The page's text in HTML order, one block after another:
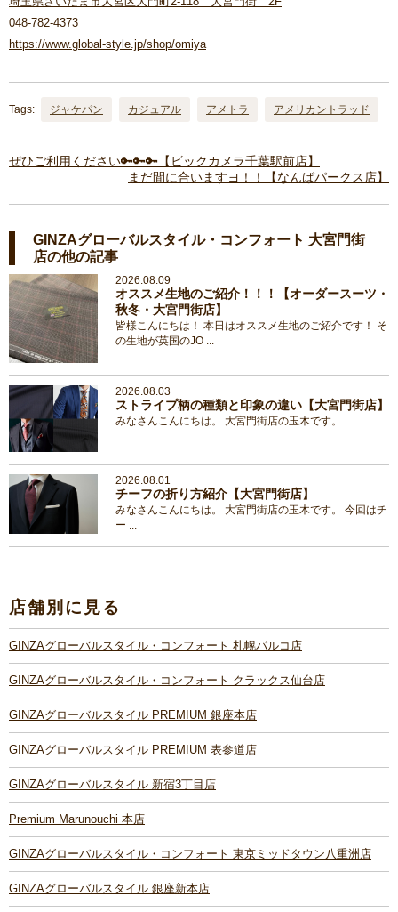
048-782-4373
https://www.global-style.jp/shop/omiya
Tags: ジャケパン カジュアル アメトラ アメリカントラッド
ぜひご利用ください🔑🔑🔑【ビックカメラ千葉駅前店】
まだ間に合いますヨ！！【なんばパークス店】
GINZAグローバルスタイル・コンフォート 大宮門街
店の他の記事
2026.08.09
オススメ生地のご紹介！！！【オーダースーツ・
秋冬・大宮門街店】
皆様こんにちは！ 本日はオススメ生地のご紹介です！ そ
の生地が英国のJO ...
2026.08.03
ストライプ柄の種類と印象の違い【大宮門街店】
みなさんこんにちは。 大宮門街店の玉木です。 ...
2026.08.01
チーフの折り方紹介【大宮門街店】
みなさんこんにちは。 大宮門街店の玉木です。 今回はチ
ー ...
店舗別に見る
GINZAグローバルスタイル・コンフォート 札幌パルコ店
GINZAグローバルスタイル・コンフォート クラックス仙台店
GINZAグローバルスタイル PREMIUM 銀座本店
GINZAグローバルスタイル PREMIUM 表参道店
GINZAグローバルスタイル 新宿3丁目店
Premium Marunouchi 本店
GINZAグローバルスタイル・コンフォート 東京ミッドタウン八重洲店
GINZAグローバルスタイル 銀座新本店